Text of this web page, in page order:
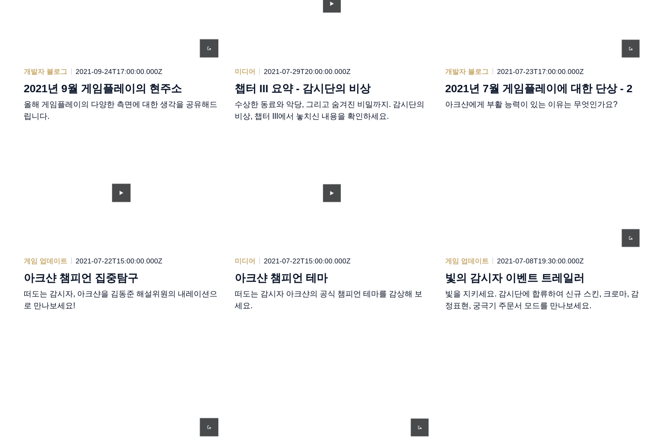
개발자 블로그 2021-09-24T17:00:00.000Z
2021년 9월 게임플레이의 현주소
올해 게임플레이의 다양한 측면에 대한 생각을 공유해드
립니다.
미디어 2021-07-29T20:00:00.000Z
챕터 III 요약 - 감시단의 비상
수상한 동료와 악당, 그리고 숨겨진 비밀까지. 감시단의
비상, 챕터 III에서 놓치신 내용을 확인하세요.
개발자 블로그 2021-07-23T17:00:00.000Z
2021년 7월 게임플레이에 대한 단상 - 2
아크샨에게 부활 능력이 있는 이유는 무엇인가요?
게임 업데이트 2021-07-22T15:00:00.000Z
아크샨 챔피언 집중탐구
떠도는 감시자, 아크샨을 김동준 해설위원의 내레이션으
로 만나보세요!
미디어 2021-07-22T15:00:00.000Z
아크샨 챔피언 테마
떠도는 감시자 아크샨의 공식 챔피언 테마를 감상해 보
세요.
게임 업데이트 2021-07-08T19:30:00.000Z
빛의 감시자 이벤트 트레일러
빛을 지키세요. 감시단에 합류하여 신규 스킨, 크로마, 감
정표현, 궁극기 주문서 모드를 만나보세요.